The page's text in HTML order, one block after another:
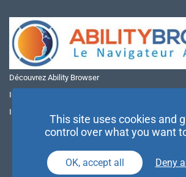
Découvrez Ability Browser
Installer Ability Browser sur Windows
Installer Ability Browser sur Mac
This site uses cookies and
control over what you want
OK, accept all Deny